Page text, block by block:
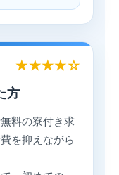
★★★★☆
方
料の寮付き求
を抑えながら